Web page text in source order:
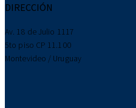
DIRECCIÓN
Av. 18 de Julio 1117
5to piso CP 11.100
Montevideo / Uruguay